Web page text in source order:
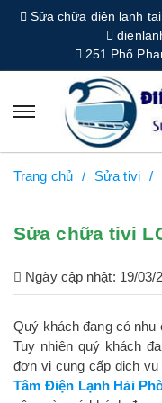
Sửa chữa điện lạnh
251 Phố
Trang chủ Sửa tivi
Sửa chữa tivi
Ngày cập nhật: 19/
Quý khách đang có
Tuy nhiên quý khách
đơn vị cung cấp dịch
Tâm Điện Lạnh Hải